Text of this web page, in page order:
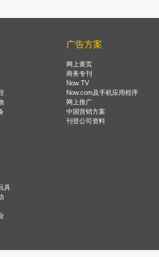
具
广告方案
网上黄页
商务专刊
Now TV
Now.com及手机应用程序
网上推广
中国营销方案
刊登公司资料